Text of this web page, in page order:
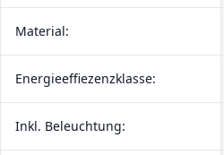
Material:
Energieeffiezenzklasse:
Inkl. Beleuchtung: